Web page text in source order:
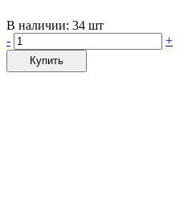
В наличии: 34 шт
-
+
Купить